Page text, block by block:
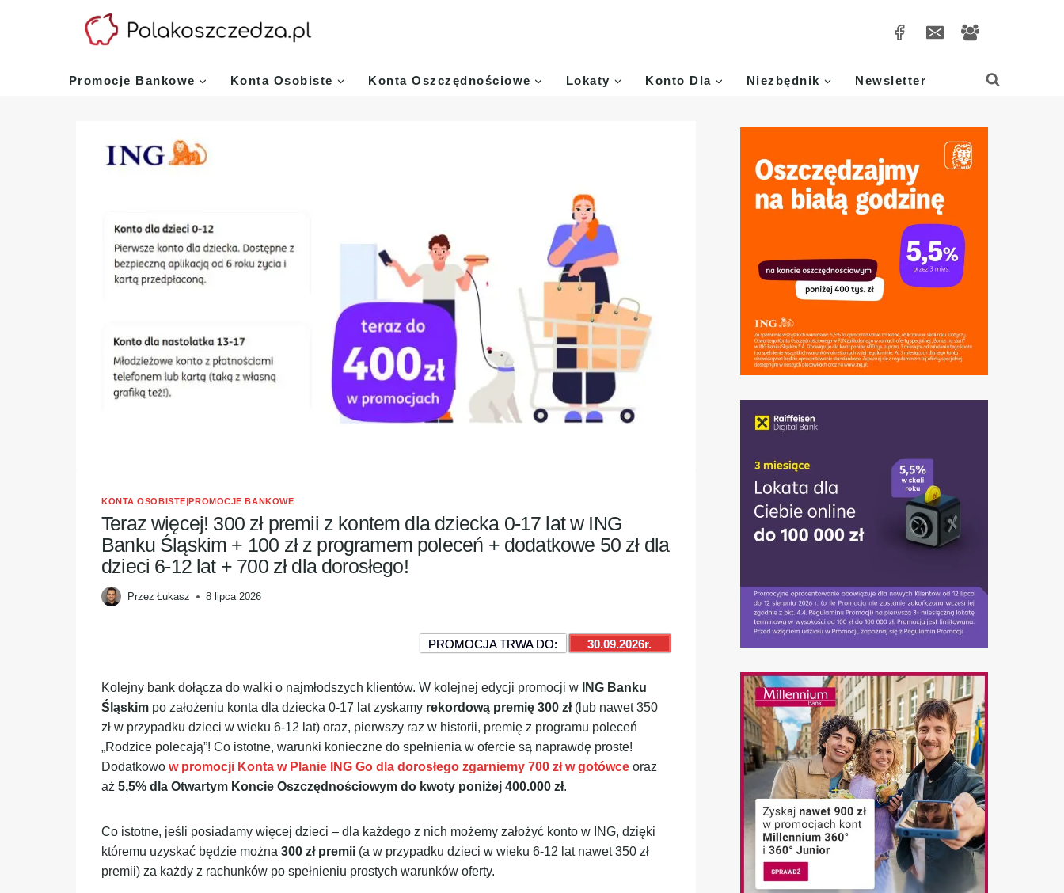
Promocje Bankowe Konta Osobiste Konta Oszczędnościowe Lokaty Konto Dla Niezbędnik Newsletter
KONTA OSOBISTE|PROMOCJE BANKOWE
Teraz więcej! 300 zł premii z kontem dla dziecka 0-17 lat w ING
Banku Śląskim + 100 zł z programem poleceń + dodatkowe 50 zł dla
dzieci 6-12 lat + 700 zł dla dorosłego!
Przez Łukasz 8 lipca 2026
PROMOCJA TRWA DO: 30.09.2026r.
Kolejny bank dołącza do walki o najmłodszych klientów. W kolejnej edycji promocji w
ING Banku
Śląskim po założeniu konta dla dziecka 0-17 lat zyskamy rekordową premię 300 zł(lub nawet 350
zł w przypadku dzieci w wieku 6-12 lat) oraz, pierwszy raz w historii, premię z programu poleceń
„Rodzice polecają”! Co istotne, warunki konieczne do spełnienia w ofercie są naprawdę proste!
Dodatkowo w promocji Konta w Planie ING Go dla dorosłego zgarniemy 700 zł w gotówce oraz
aż 5,5% dla Otwartym Koncie Oszczędnościowym do kwoty poniżej 400.000 zł.
Co istotne, jeśli posiadamy więcej dzieci – dla każdego z nich możemy założyć konto w ING, dzięki
któremu uzyskać będzie można 300 zł premii (a w przypadku dzieci w wieku 6-12 lat nawet 350 zł
premii) za każdy z rachunków po spełnieniu prostych warunków oferty.